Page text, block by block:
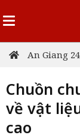
An Giang
Chuồn
về vật
cao